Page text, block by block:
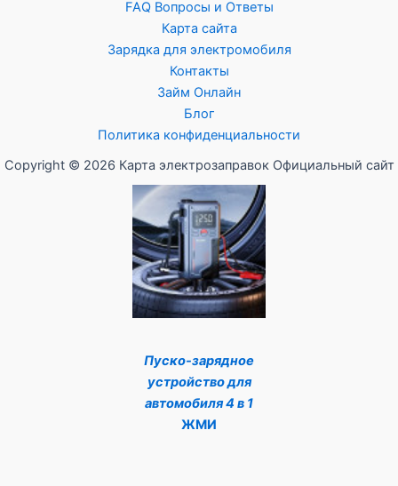
FAQ Вопросы и Ответы
Карта сайта
Зарядка для электромобиля
Контакты
Займ Онлайн
Блог
Политика конфиденциальности
Copyright © 2026 Карта электрозаправок Официальный сайт
Пуско-зарядное
устройство для
автомобиля 4 в 1
ЖМИ